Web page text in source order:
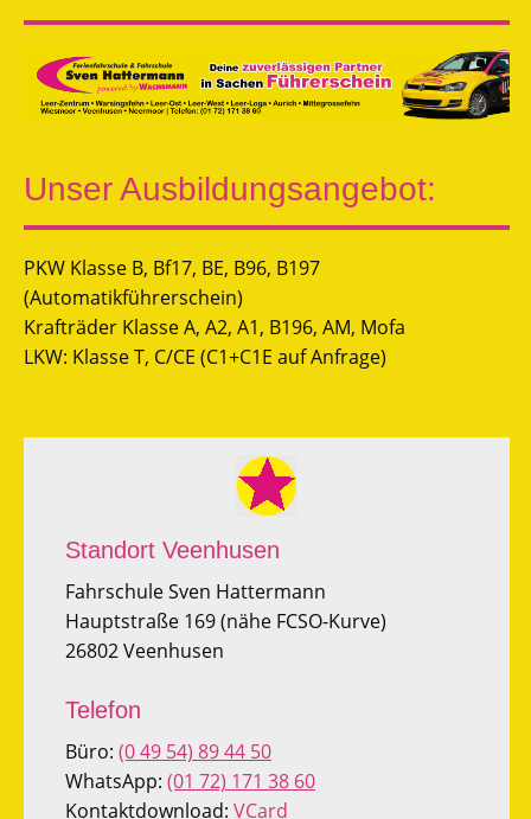
Unser Ausbildungsangebot:
PKW Klasse B, Bf17, BE, B96, B197
(Automatikführerschein)
Krafträder Klasse A, A2, A1, B196, AM, Mofa
LKW: Klasse T, C/CE (C1+C1E auf Anfrage)
Standort Veenhusen
Fahrschule Sven Hattermann
Hauptstraße 169 (nähe FCSO-Kurve)
26802 Veenhusen
Telefon
Büro: (0 49 54) 89 44 50
WhatsApp: (01 72) 171 38 60
Kontaktdownload: VCard